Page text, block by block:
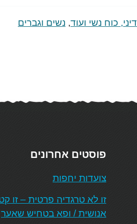
כוח נשי ועוד, נשים וגברים
פוסטים אחרונים
צועדות יחפות
זו לא טרגדיה פרטית – זו
אנושית / ופא בטחיש שאער